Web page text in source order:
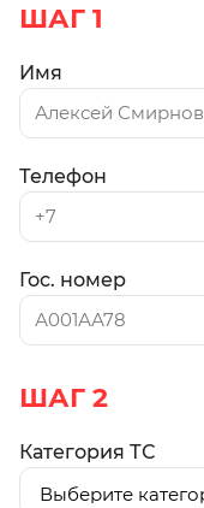
ШАГ 1
Имя
Телефон
Гос. номер
ШАГ 2
Категория ТС